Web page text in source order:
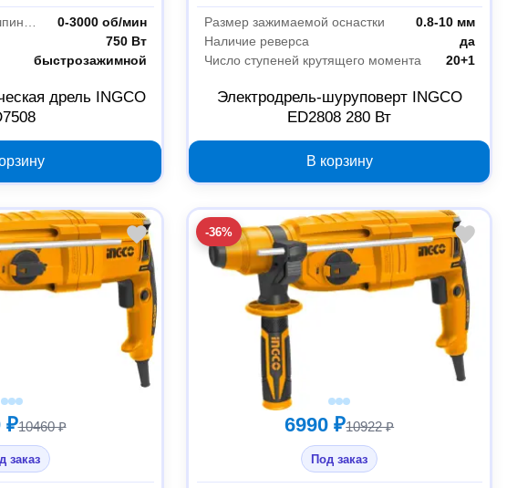
Частота вращения шпинделя
0-3000 об/мин
750 Вт
быстрозажимной
дрель INGCO
Размер зажимаемой оснастки
0.8-10 мм
Наличие реверса
да
Число ступеней крутящего момента
20+1
Электродрель-шуруповерт INGCO
ED2808 280 Вт
В корзину
₽10460 ₽
заказ
-36%
6990 ₽10922 ₽
Под заказ